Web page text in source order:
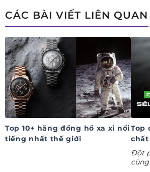
CÁC BÀI VIẾT LIÊN QUAN
Top 10+ hãng đồng hồ xa xỉ nổi
tiếng nhất thế giới
Top
Đột